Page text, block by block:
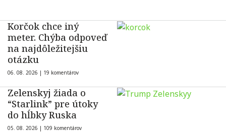
Korčok chce iný
meter. Chýba odpoveď
na najdôležitejšiu
otázku
06. 08. 2026 | 19 komentárov
Zelenskyj žiada o
“Starlink” pre útoky
do hĺbky Ruska
05. 08. 2026 | 109 komentárov